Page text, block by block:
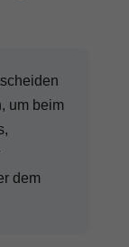
um beim
dem